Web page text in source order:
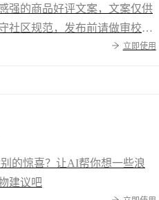
强的商品好评文案，文案仅供
社区规范，发布前请做审校或
立即使用
的惊喜？让AI帮你想一些浪
建议吧